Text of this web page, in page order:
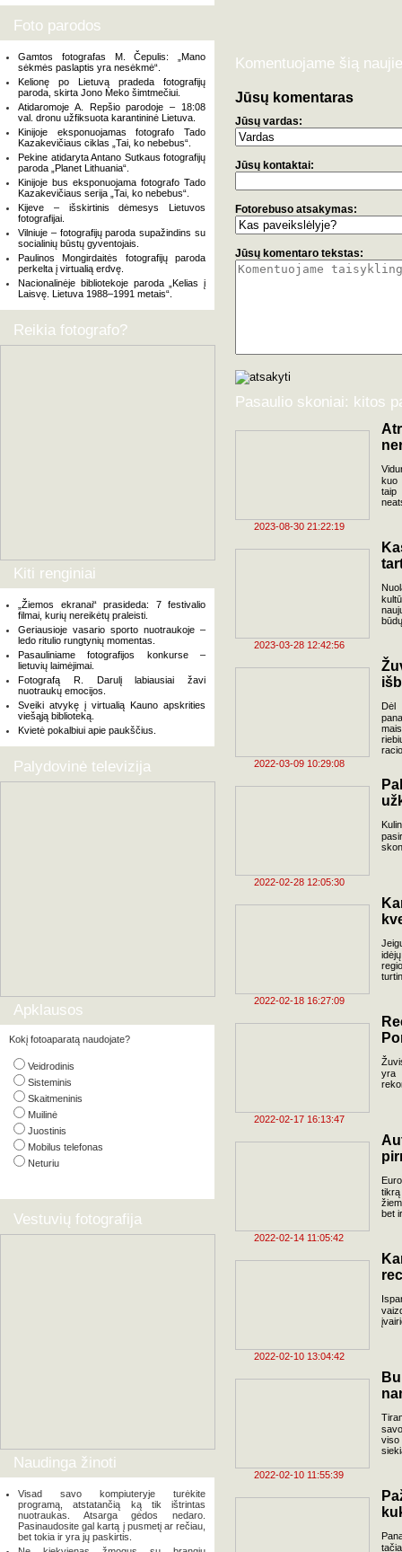
Foto parodos
Gamtos fotografas M. Čepulis: „Mano
sėkmės paslaptis yra nesėkmė“.
Kelionę po Lietuvą pradeda fotografijų
paroda, skirta Jono Meko šimtmečiui.
Atidaromoje A. Repšio parodoje – 18:08
val. dronu užfiksuota karantininė Lietuva.
Kinijoje eksponuojamas fotografo Tado
Kazakevičiaus ciklas „Tai, ko nebebus“.
Pekine atidaryta Antano Sutkaus fotografijų
paroda „Planet Lithuania“.
Kinijoje bus eksponuojama fotografo Tado
Kazakevičiaus serija „Tai, ko nebebus“.
Kijeve – išskirtinis dėmesys Lietuvos
fotografijai.
Vilniuje – fotografijų paroda supažindins su
socialinių būstų gyventojais.
Paulinos Mongirdaitės fotografijų paroda
perkelta į virtualią erdvę.
Nacionalinėje bibliotekoje paroda „Kelias į
Laisvę. Lietuva 1988–1991 metais“.
Reikia fotografo?
Kiti renginiai
„Žiemos ekranai“ prasideda: 7 festivalio
filmai, kurių nereikėtų praleisti.
Geriausioje vasario sporto nuotraukoje –
ledo ritulio rungtynių momentas.
Pasauliniame fotografijos konkurse –
lietuvių laimėjimai.
Fotografą R. Darulį labiausiai žavi
nuotraukų emocijos.
Sveiki atvykę į virtualią Kauno apskrities
viešąją biblioteką.
Kvietė pokalbiui apie paukščius.
Palydovinė televizija
Apklausos
Kokį fotoaparatą naudojate?
Veidrodinis
Sisteminis
Skaitmeninis
Muilinė
Juostinis
Mobilus telefonas
Neturiu
Vestuvių fotografija
Naudinga žinoti
Visad savo kompiuteryje turėkite
programą, atstatančią ką tik ištrintas
nuotraukas. Atsarga gėdos nedaro.
Pasinaudosite gal kartą į pusmetį ar rečiau,
bet tokia ir yra jų paskirtis.
Komentuojame šią
Jūsų komentaras
Jūsų vardas:
Jūsų kontaktai:
Fotorebuso atsakymas:
Jūsų komentaro tekstas:
Pasaulio skoniai: kitos
2023-08-30 21:22:19
kuo
taip
2023-03-28 12:42:56
2022-03-09 10:29:08
Dėl
2022-02-28 12:05:30
2022-02-18 16:27:09
2022-02-17 16:13:47
yra
2022-02-14 11:05:42
tikrą
bet
2022-02-10 13:04:42
2022-02-10 11:55:39
viso